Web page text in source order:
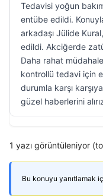
Tedavisi yoğun
entübe edildi.
arkadaşı Jülide
edildi. Akciğerde
Daha rahat
kontrollü tedavi için
durumla karşı
güzel haberlerini
1 yazı görüntüleniyor
Bu konuyu yanıtlamak